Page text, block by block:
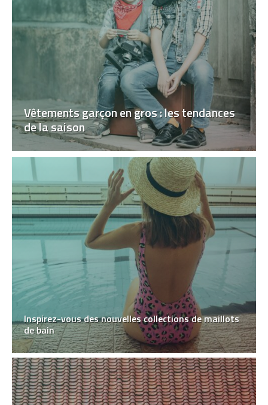
Vêtements garçon en gros : les tendances
de la saison
Inspirez-vous des nouvelles collections de maillots
de bain